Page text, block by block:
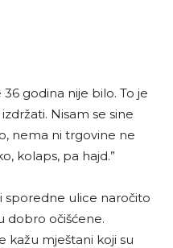
godina nije bilo. To je
Nisam se sine
nema ni trgovine ne
kolaps, pa hajd.”
sporedne ulice naročito
dobro očišćene.
kažu mještani koji su